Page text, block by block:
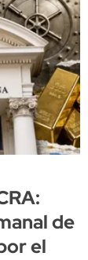
de
el